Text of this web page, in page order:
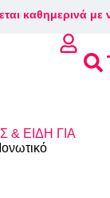
καθημερινά με
ΕΙΔΗ ΓΙΑ